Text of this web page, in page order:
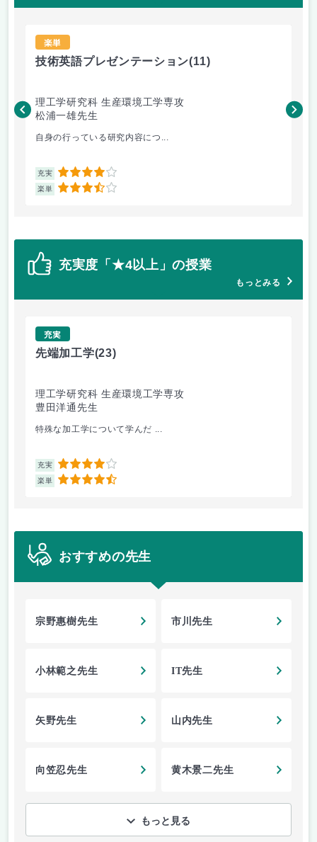
楽単
技術英語プレゼンテーション(11)
理工学研究科 生産環境工学専攻
松浦一雄先生
自身の行っている研究内容につ...
充実 4
楽単 3.5
黄
充実度「★4以上」の授業
もっとみる
充実
先端加工学(23)
理工学研究科 生産環境工学専攻
豊田洋通先生
特殊な加工学について学んだ ...
充実 4
楽単 4.5
おすすめの先生
宗野惠樹先生 市川先生
小林範之先生 IT先生
矢野先生 山内先生
向笠忍先生 黄木景二先生
もっと見る